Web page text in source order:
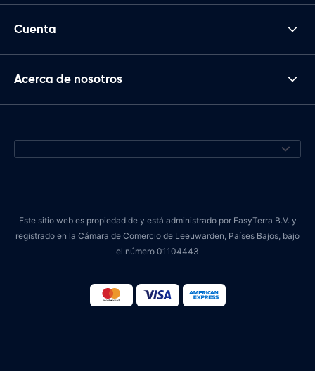
Cuenta
Acerca de nosotros
Este sitio web es propiedad de y está administrado por EasyTerra B.V. y
registrado en la Cámara de Comercio de Leeuwarden, Países Bajos, bajo
el número 01104443